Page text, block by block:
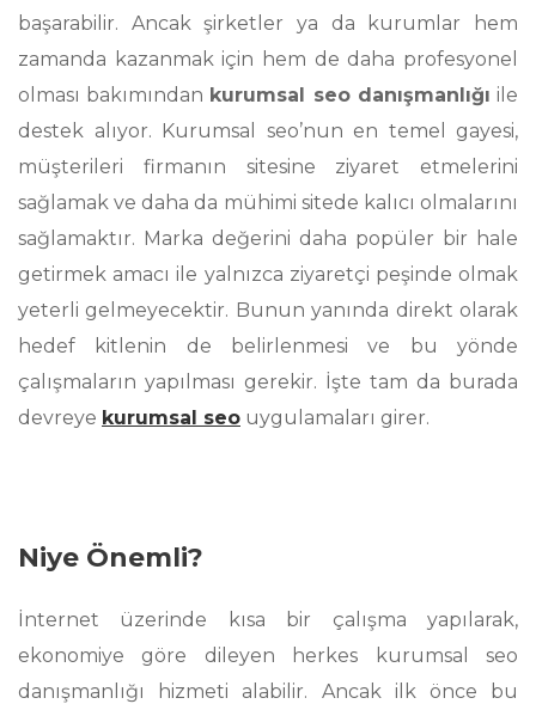
başarabilir. Ancak şirketler ya da kurumlar hem
zamanda kazanmak için hem de daha profesyonel
olması bakımından kurumsal seo danışmanlığı ile
destek alıyor. Kurumsal seo’nun en temel gayesi,
müşterileri firmanın sitesine ziyaret etmelerini
sağlamak ve daha da mühimi sitede kalıcı olmalarını
sağlamaktır. Marka değerini daha popüler bir hale
getirmek amacı ile yalnızca ziyaretçi peşinde olmak
yeterli gelmeyecektir. Bunun yanında direkt olarak
hedef kitlenin de belirlenmesi ve bu yönde
çalışmaların yapılması gerekir. İşte tam da burada
devreye kurumsal seo uygulamaları girer.
Niye Önemli?
İnternet üzerinde kısa bir çalışma yapılarak,
ekonomiye göre dileyen herkes kurumsal seo
danışmanlığı hizmeti alabilir. Ancak ilk önce bu